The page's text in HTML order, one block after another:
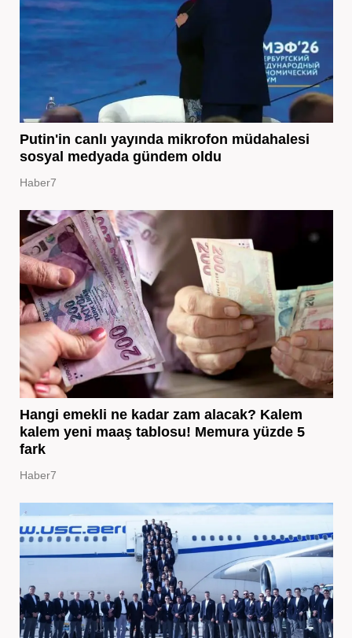
Putin'in canlı yayında mikrofon müdahalesi
sosyal medyada gündem oldu
Haber7
Hangi emekli ne kadar zam alacak? Kalem
kalem yeni maaş tablosu! Memura yüzde 5
fark
Haber7